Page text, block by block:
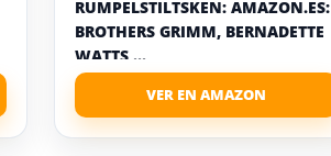
RUMPELSTILTSKEN: AMAZON.ES:
BROTHERS GRIMM, BERNADETTE
WATTS ...